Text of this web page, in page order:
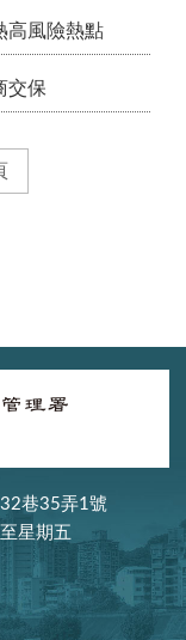
高風險熱點
交保
巷35弄1號
星期五